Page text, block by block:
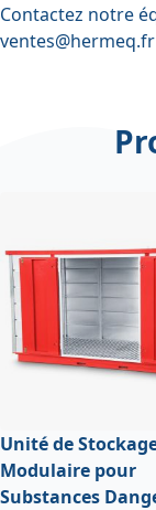
Contactez notre
ventes@hermeq.fr
Unité de
Modulaire pour
Substances